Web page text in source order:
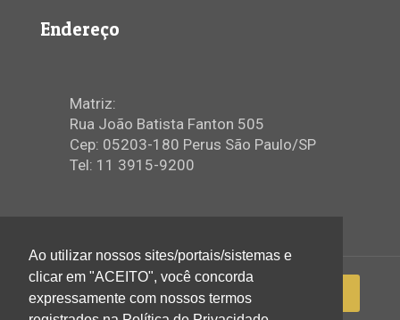
Endereço
Matriz:
Rua João Batista Fanton 505
Cep: 05203-180 Perus São Paulo/SP
Tel: 11 3915-9200
Ao utilizar nossos sites/portais/sistemas e
clicar em "ACEITO", você concorda
expressamente com nossos termos